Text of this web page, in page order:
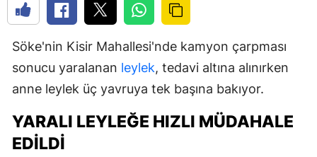
Söke'nin Kisir Mahallesi'nde kamyon çarpması
sonucu yaralanan leylek, tedavi altına alınırken
anne leylek üç yavruya tek başına bakıyor.
YARALI LEYLEĞE HIZLI MÜDAHALE
EDILDI